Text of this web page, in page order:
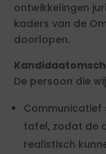
ontwikkelingen
kaders van de
doorlopen.
De persoon die
Communicatief
tafel, zodat de
realistisch